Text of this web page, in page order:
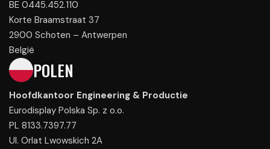
BE 0445.452.110
Korte Braamstraat 37
2900 Schoten – Antwerpen
België
POLEN
Hoofdkantoor Engineering & Productie
Eurodisplay Polska Sp. z o.o.
PL 8133.7397.77
Ul. Orlat Lwowskich 2A